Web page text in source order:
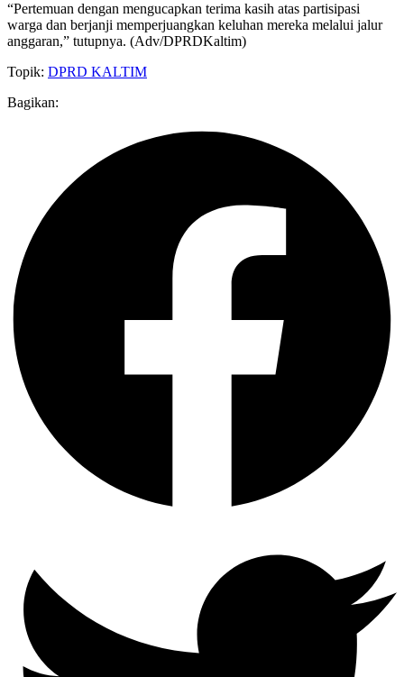
“Pertemuan dengan mengucapkan terima kasih atas partisipasi
warga dan berjanji memperjuangkan keluhan mereka melalui jalur
anggaran,” tutupnya. (Adv/DPRDKaltim)
Topik: DPRD KALTIM
Bagikan: